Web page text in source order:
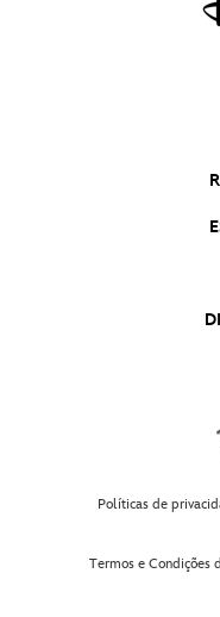
Políticas de
Termos e Condições